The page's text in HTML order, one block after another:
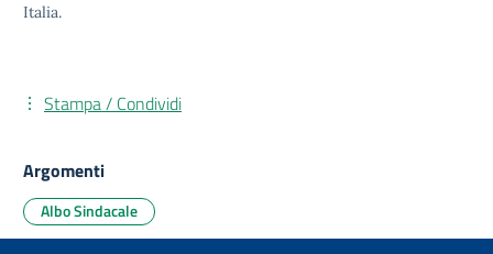
Italia.
Stampa / Condividi
Argomenti
Albo Sindacale